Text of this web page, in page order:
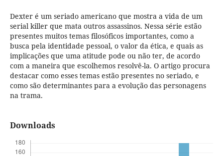
Dexter é um seriado americano que mostra a vida de um
serial killer que mata outros assassinos. Nessa série estão
presentes muitos temas filosóficos importantes, como a
busca pela identidade pessoal, o valor da ética, e quais as
implicações que uma atitude pode ou não ter, de acordo
com a maneira que escolhemos resolvê-la. O artigo procura
destacar como esses temas estão presentes no seriado, e
como são determinantes para a evolução das personagens
na trama.
Downloads